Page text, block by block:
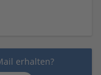
erhalten?